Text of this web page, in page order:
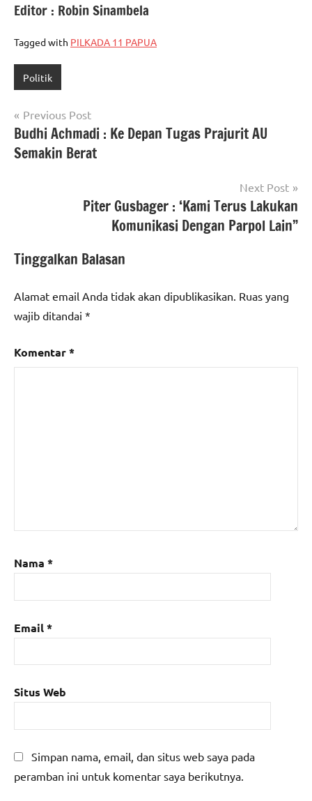
Editor : Robin Sinambela
Tagged with PILKADA 11 PAPUA
Politik
Navigasi
pos
Previous Post
Budhi Achmadi : Ke Depan Tugas Prajurit AU
Semakin Berat
Next Post
Piter Gusbager : ‘Kami Terus Lakukan
Komunikasi Dengan Parpol Lain”
Tinggalkan Balasan
Alamat email Anda tidak akan dipublikasikan. Ruas yang
wajib ditandai *
Komentar*
Nama *
Email*
Situs Web
Simpan nama, email, dan situs web saya pada
peramban ini untuk komentar saya berikutnya.